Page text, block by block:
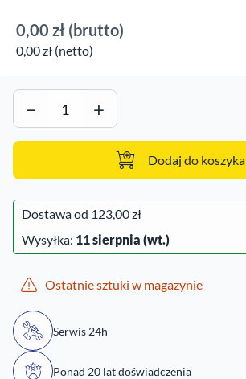
0,00 zł (brutto)
0,00 zł (netto)
− +
Dodaj do koszyka
Dostawa od 123,00 zł
Wysyłka: 11 sierpnia (wt.)
Ostatnie sztuki w magazynie
Serwis 24h
Ponad 20 lat doświadczenia